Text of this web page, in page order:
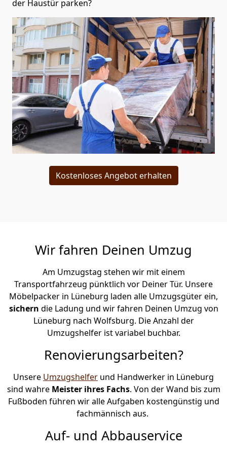
der Haustür parken?
Kostenloses Angebot erhalten
Wir fahren Deinen Umzug
Am Umzugstag stehen wir mit einem
Transportfahrzeug pünktlich vor Deiner Tür. Unsere
Möbelpacker in Lüneburg laden alle Umzugsgüter ein,
sichern die Ladung und wir fahren Deinen Umzug von
Lüneburg nach Wolfsburg. Die Anzahl der
Umzugshelfer ist variabel buchbar.
Renovierungsarbeiten?
Unsere Umzugshelfer und Handwerker in Lüneburg
sind wahre Meister ihres Fachs. Von der Wand bis zum
Fußboden führen wir alle Aufgaben kostengünstig und
fachmännisch aus.
Auf- und Abbauservice